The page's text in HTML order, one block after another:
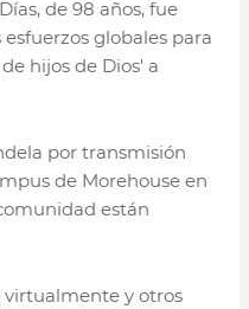
de 98 años, fue
globales para
hijos de Dios' a
por transmisión
de Morehouse en
están
virtualmente y otros